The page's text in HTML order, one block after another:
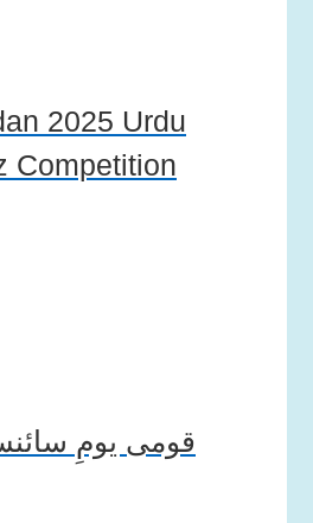
2025 Urdu
Competition
قومی یومِ سائنس-28